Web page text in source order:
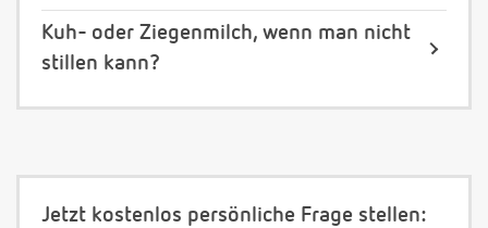
Kuh- oder Ziegenmilch, wenn man nicht
stillen kann?
Jetzt kostenlos persönliche Frage stellen: